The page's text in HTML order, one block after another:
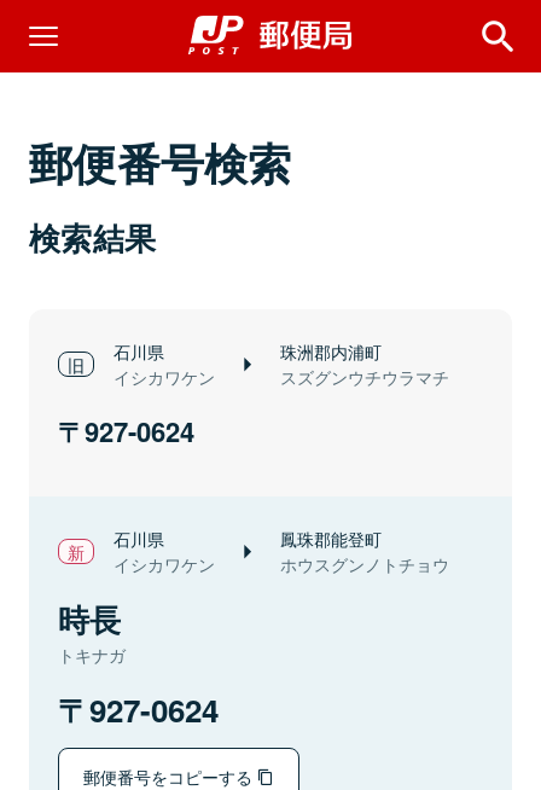
郵便番号検索
検索結果
石川県
イシカワケン
珠洲郡内浦町
スズグンウチウラマチ
927-0624
石川県
イシカワケン
鳳珠郡能登町
ホウスグンノトチョウ
時長
トキナガ
927-0624
郵便番号をコピーする